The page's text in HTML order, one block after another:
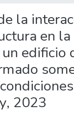
la
en
edificio
2023